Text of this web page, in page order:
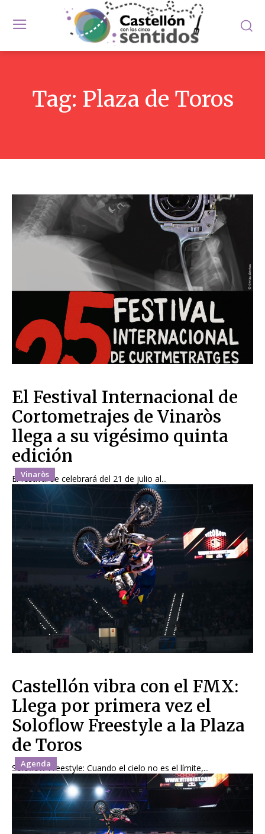
Tag: Plaza de Toros
Vinaròs
El Festival Internacional de
Cortometrajes de Vinaròs
llega a su vigésimo quinta
edición
El festival se celebrará del 21 de julio al...
Agenda
Castellón vibra con el FMX:
Llega por primera vez el
Soloflow Freestyle a la Plaza
de Toros
Soloflow Freestyle: Cuando el cielo no es el límite,...